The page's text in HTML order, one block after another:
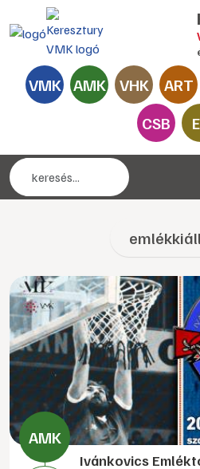
VMK AMK VHK ART
CSB
Ivánkovics